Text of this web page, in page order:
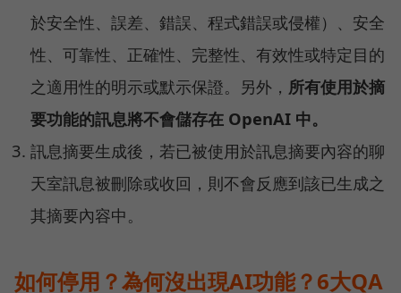
於安全性、誤差、錯誤、程式錯誤或侵權）、安全
性、可靠性、正確性、完整性、有效性或特定目的
之適用性的明示或默示保證。另外， 所有使用於摘
要功能的訊息將不會儲存在 OpenAI 中。
訊息摘要生成後，若已被使用於訊息摘要內容的聊
天室訊息被刪除或收回，則不會反應到該已生成之
其摘要內容中。
如何停用？為何沒出現AI功能？6大QA